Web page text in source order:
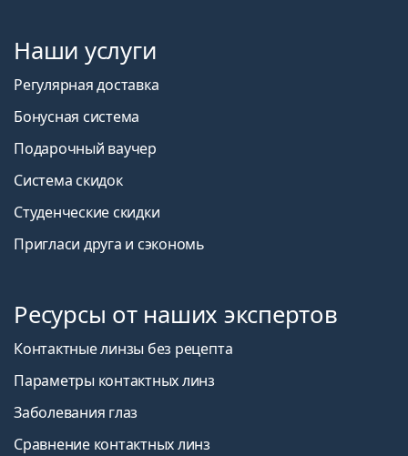
Наши услуги
Регулярная доставка
Бонусная система
Подарочный ваучер
Система скидок
Студенческие скидки
Пригласи друга и сэкономь
Ресурсы от наших экспертов
Контактные линзы без рецепта
Параметры контактных линз
Заболевания глаз
Сравнение контактных линз